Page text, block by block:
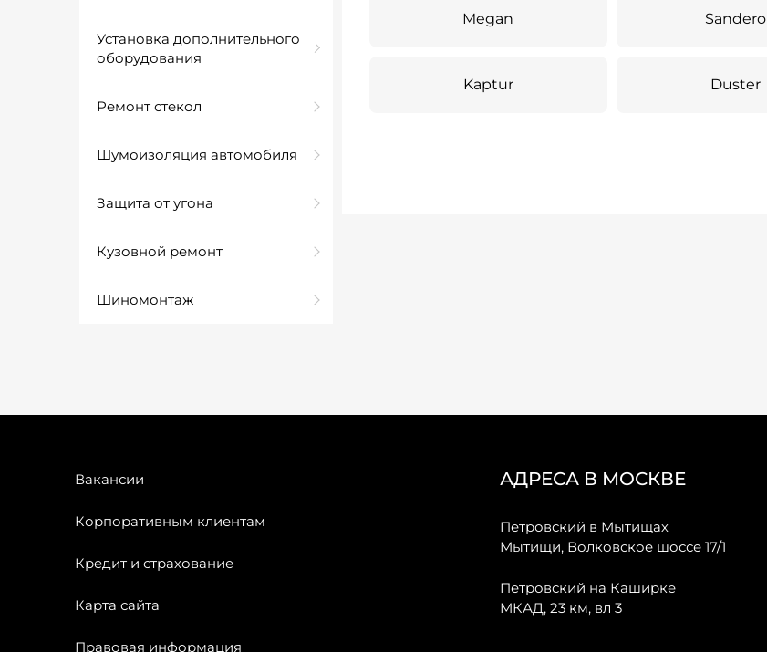
Установка дополнительного
оборудования
Ремонт стекол
Шумоизоляция автомобиля
Защита от угона
Кузовной ремонт
Шиномонтаж
Megan Sandero
Kaptur Duster
Вакансии
Корпоративным клиентам
Кредит и страхование
Карта сайта
Правовая информация
АДРЕСА В МОСКВЕ
Петровский в Мытищах
Мытищи, Волковское шоссе 17/1
Петровский на Каширке
МКАД, 23 км, вл 3